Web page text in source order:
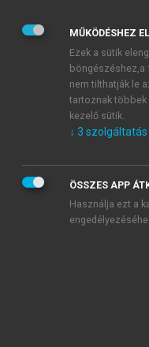
Adatkezelési
veszem és
Általános
mersz.huoldalak
tudomásul veszem
MŰKÖDÉSHEZ
Ezek a sütik
nem tilthatják le
tartoznak
kezelő sütik.
↓ 3 szolgáltatás
ÖSSZES APP
Használja ezt a